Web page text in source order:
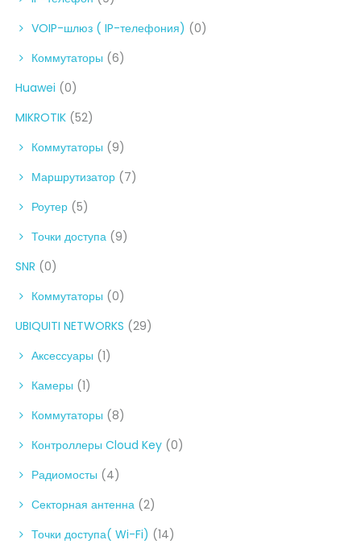
VOIP-шлюз ( IP-телефония) (0)
Коммутаторы (6)
Huawei (0)
MIKROTIK (52)
Коммутаторы (9)
Маршрутизатор (7)
Роутер (5)
Точки доступа (9)
SNR (0)
Коммутаторы (0)
UBIQUITI NETWORKS (29)
Аксессуары (1)
Камеры (1)
Коммутаторы (8)
Контроллеры Cloud Key (0)
Радиомосты (4)
Секторная антенна (2)
Точки доступа( Wi-Fi) (14)